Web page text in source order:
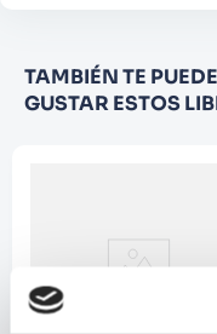
estrellas
Correo
TAMBIÉN TE PUEDE
GUSTAR ESTOS